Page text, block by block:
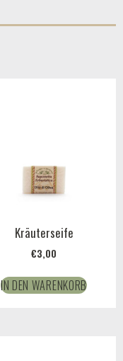
Kräuterseife
€3,00
IN DEN WARENKORB